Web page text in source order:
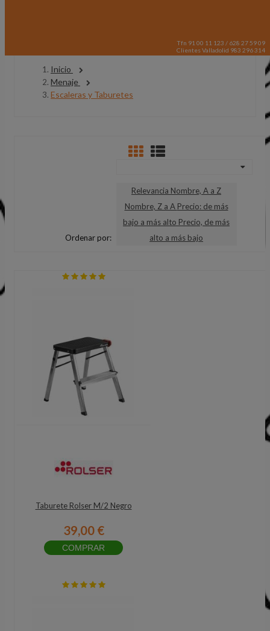
Tfn 91 00 11 123 / 628 27 59 09
Clientes Valladolid 983 296 314
Inicio
Menaje
Escaleras y Taburetes
Ordenar por:
Relevancia Nombre, A a Z
Nombre, Z a A Precio: de más
bajo a más alto Precio, de más
alto a más bajo
Taburete Rolser M/2 Negro
39,00 €
COMPRAR